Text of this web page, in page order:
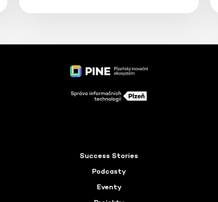
Success Stories
Podcasty
Eventy